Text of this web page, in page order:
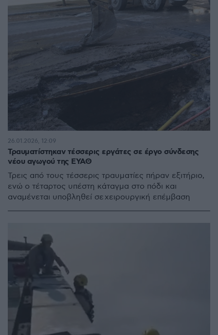
Τραυματίστηκαν τέσσερις εργάτες σε έργο σύνδεσης
νέου αγωγού της ΕΥΑΘ
Τρεις από τους τέσσερις τραυματίες πήραν εξιτήριο,
ενώ ο τέταρτος υπέστη κάταγμα στο πόδι και
αναμένεται υποβληθεί σε χειρουργική επέμβαση
26.01.2026, 12:09